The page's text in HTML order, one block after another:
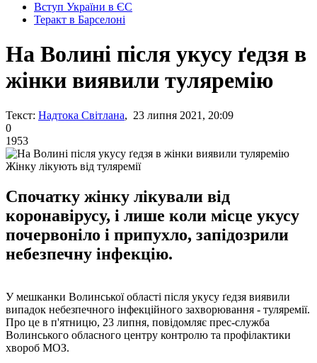
Вступ України в ЄС
Теракт в Барселоні
На Волині після укусу ґедзя в
жінки виявили туляремію
Текст: Надтока Світлана, 23 липня 2021, 20:09
0
1953
Жінку лікують від туляремії
Спочатку жінку лікували від
коронавірусу, і лише коли місце укусу
почервоніло і припухло, запідозрили
небезпечну інфекцію.
У мешканки Волинської області після укусу ґедзя виявили
випадок небезпечного інфекційного захворювання - туляремії.
Про це в п'ятницю, 23 липня, повідомляє прес-служба
Волинського обласного центру контролю та профілактики
хвороб МОЗ.